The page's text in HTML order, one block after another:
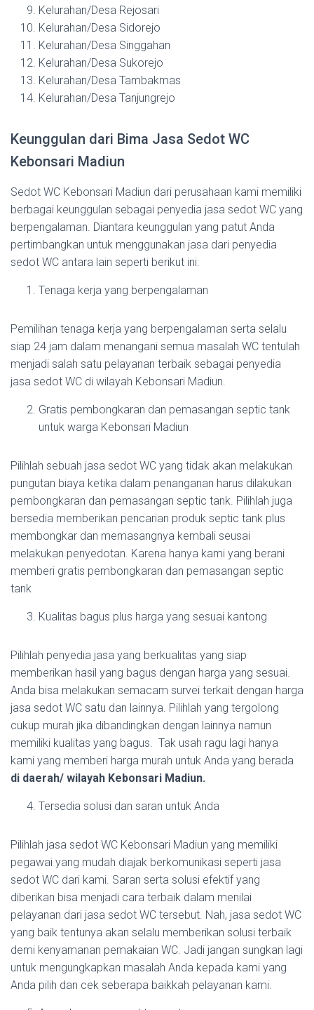
Kelurahan/Desa Rejosari
Kelurahan/Desa Sidorejo
Kelurahan/Desa Singgahan
Kelurahan/Desa Sukorejo
Kelurahan/Desa Tambakmas
Kelurahan/Desa Tanjungrejo
Keunggulan dari Bima Jasa Sedot WC
Kebonsari Madiun
Sedot WC Kebonsari Madiun dari perusahaan kami memiliki
berbagai keunggulan sebagai penyedia jasa sedot WC yang
berpengalaman. Diantara keunggulan yang patut Anda
pertimbangkan untuk menggunakan jasa dari penyedia
sedot WC antara lain seperti berikut ini:
Tenaga kerja yang berpengalaman
Pemilihan tenaga kerja yang berpengalaman serta selalu
siap 24 jam dalam menangani semua masalah WC tentulah
menjadi salah satu pelayanan terbaik sebagai penyedia
jasa sedot WC di wilayah Kebonsari Madiun.
Gratis pembongkaran dan pemasangan septic tank
untuk warga Kebonsari Madiun
Pilihlah sebuah jasa sedot WC yang tidak akan melakukan
pungutan biaya ketika dalam penanganan harus dilakukan
pembongkaran dan pemasangan septic tank. Pilihlah juga
bersedia memberikan pencarian produk septic tank plus
membongkar dan memasangnya kembali seusai
melakukan penyedotan. Karena hanya kami yang berani
memberi gratis pembongkaran dan pemasangan septic
tank
Kualitas bagus plus harga yang sesuai kantong
Pilihlah penyedia jasa yang berkualitas yang siap
memberikan hasil yang bagus dengan harga yang sesuai.
Anda bisa melakukan semacam survei terkait dengan harga
jasa sedot WC satu dan lainnya. Pilihlah yang tergolong
cukup murah jika dibandingkan dengan lainnya namun
memiliki kualitas yang bagus. Tak usah ragu lagi hanya
kami yang memberi harga murah untuk Anda yang berada
di daerah/ wilayah Kebonsari Madiun.
Tersedia solusi dan saran untuk Anda
Pilihlah jasa sedot WC Kebonsari Madiun yang memiliki
pegawai yang mudah diajak berkomunikasi seperti jasa
sedot WC dari kami. Saran serta solusi efektif yang
diberikan bisa menjadi cara terbaik dalam menilai
pelayanan dari jasa sedot WC tersebut. Nah, jasa sedot WC
yang baik tentunya akan selalu memberikan solusi terbaik
demi kenyamanan pemakaian WC. Jadi jangan sungkan lagi
untuk mengungkapkan masalah Anda kepada kami yang
Anda pilih dan cek seberapa baikkah pelayanan kami.